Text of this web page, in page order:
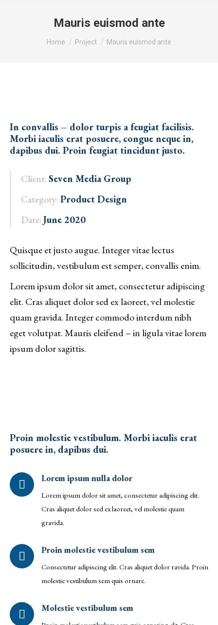
Mauris euismod ante
You are here:
Home Project Mauris euismod ante
In convallis – dolor turpis a feugiat facilisis.
Morbi iaculis erat posuere, congue neque in,
dapibus dui. Proin feugiat tincidunt justo.
Client:Seven Media Group
Category:Product Design
Date:June 2020
Quisque et justo augue. Integer vitae lectus
sollicitudin, vestibulum est semper, convallis enim.
Lorem ipsum dolor sit amet, consectetur adipiscing
elit. Cras aliquet dolor sed ex laoreet, vel molestie
quam gravida. Integer commodo interdum nibh
eget volutpat. Mauris eleifend – in ligula vitae lorem
ipsum dolor sagittis.
Proin molestie vestibulum. Morbi iaculis erat
posuere in, dapibus dui.
Lorem ipsum nulla dolor
Lorem ipsum dolor sit amet, consectetur adipiscing elit.
Cras aliquet dolor sed ex laoreet, vel molestie quam
gravida.
Proin molestie vestibulum sem
Consectetur adipiscing elit. Cras aliquet dolor ravida. Proin
molestie vestibulum sem quis ornare.
Molestie vestibulum sem